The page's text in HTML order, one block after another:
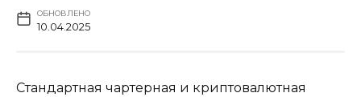
ОБНОВЛЕНО
10.04.2025
Стандартная чартерная и криптовалютная